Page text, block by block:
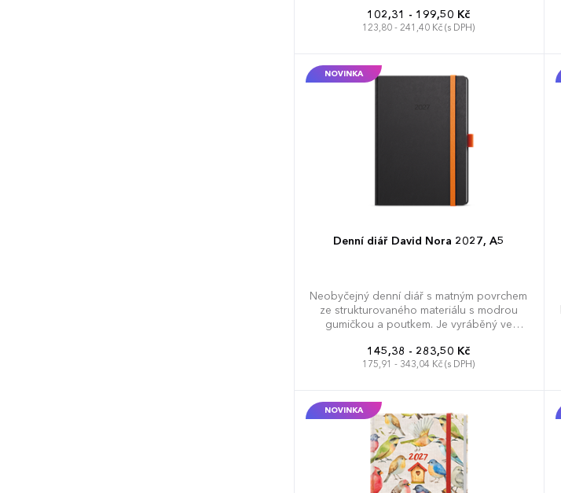
102,31 - 199,50 Kč
123,80 - 241,40 Kč (s DPH)
NOVINKA
Denní diář David Nora 2027, A5
Neobyčejný denní diář s matným povrchem
ze strukturovaného materiálu s modrou
gumičkou a poutkem. Je vyráběný ve
a plánování.
145,38 - 283,50 Kč
175,91 - 343,04 Kč (s DPH)
NOVINKA